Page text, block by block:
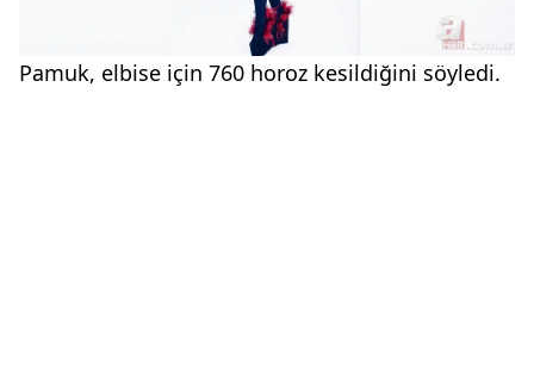
Pamuk, elbise için 760 horoz kesildiğini söyledi.